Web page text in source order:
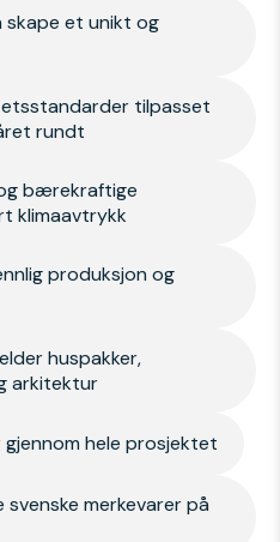
et unikt og
tilpasset
rundt
bærekraftige
klimaavtrykk
produksjon og
huspakker,
arkitektur
hele prosjektet
merkevarer på